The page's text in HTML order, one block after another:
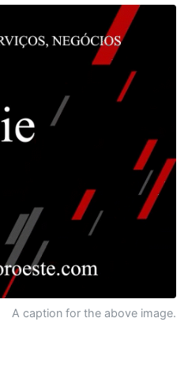
A caption for the above image.